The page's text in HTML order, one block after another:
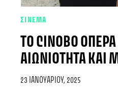
ΣΙΝΕΜΑ
ΤΟ CINOBO
ΑΙΩΝΙΌΤΗΤΑ ΚΑΙ
23 ΙΑΝΟΥΑΡΊΟΥ, 2025